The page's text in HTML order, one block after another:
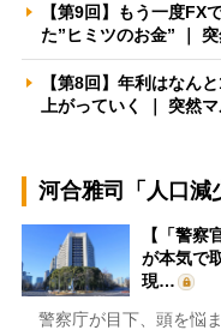
【第9回】もう一度
た”ヒミツのお金” ｜
【第8回】年利はなん
上がっていく ｜ 突然
河合雅司「人口減
【「警
が本気で
現…
警察庁が目下、頭を悩